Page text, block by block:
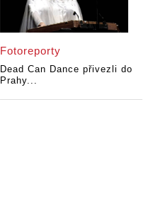
Fotoreporty
Dead Can Dance přivezli do
Prahy...